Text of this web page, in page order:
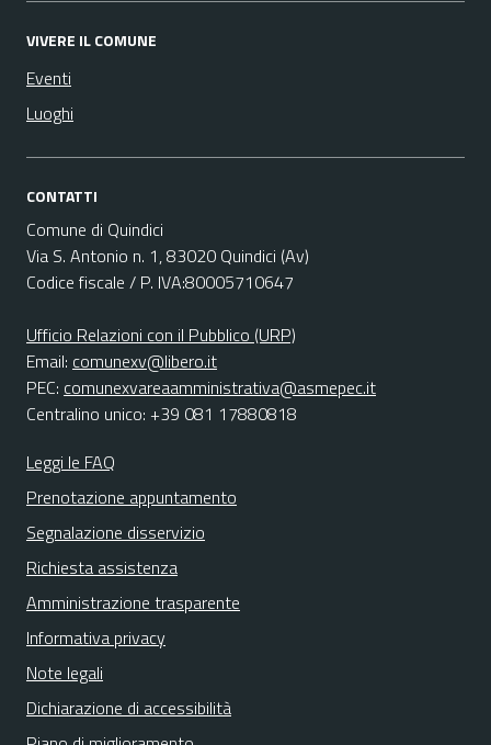
VIVERE IL COMUNE
Eventi
Luoghi
CONTATTI
Comune di Quindici
Via S. Antonio n. 1, 83020 Quindici (Av)
Codice fiscale / P. IVA:80005710647
Ufficio Relazioni con il Pubblico (URP)
Email: comunexv@libero.it
PEC: comunexvareaamministrativa@asmepec.it
Centralino unico: +39 081 17880818
Leggi le FAQ
Prenotazione appuntamento
Segnalazione disservizio
Richiesta assistenza
Amministrazione trasparente
Informativa privacy
Note legali
Dichiarazione di accessibilità